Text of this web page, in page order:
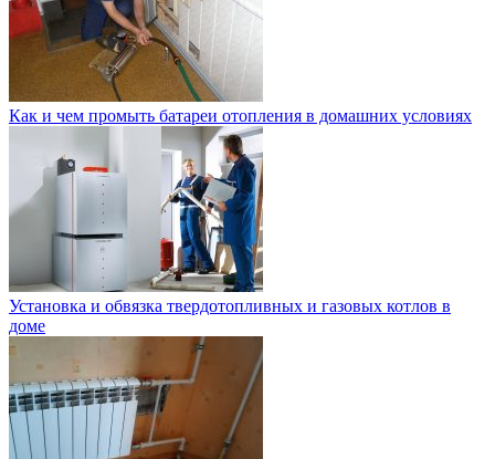
Как и чем промыть батареи отопления в домашних условиях
Установка и обвязка твердотопливных и газовых котлов в
доме